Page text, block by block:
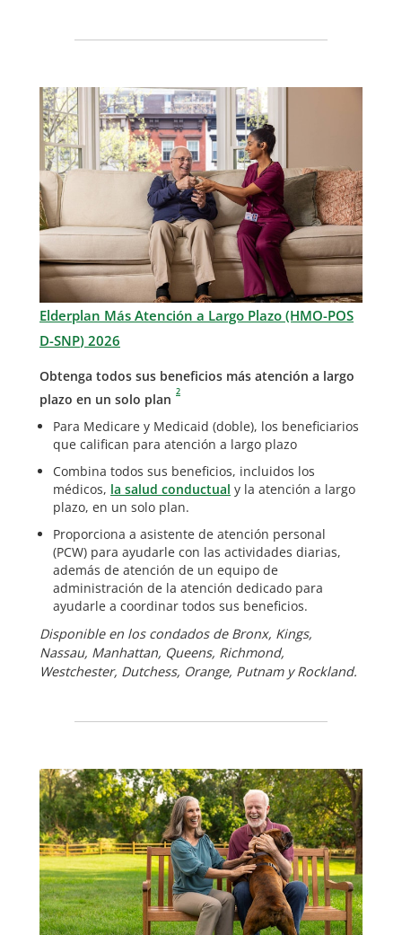
Elderplan Más Atención a Largo Plazo (HMO-POS
D-SNP) 2026
Obtenga todos sus beneficios más atención a largo
plazo en un solo plan 2
Para Medicare y Medicaid (doble), los beneficiarios
que califican para atención a largo plazo
Combina todos sus beneficios, incluidos los
médicos, la salud conductual y la atención a largo
plazo, en un solo plan.
Proporciona a asistente de atención personal
(PCW) para ayudarle con las actividades diarias,
además de atención de un equipo de
administración de la atención dedicado para
ayudarle a coordinar todos sus beneficios.
Disponible en los condados de Bronx, Kings,
Nassau, Manhattan, Queens, Richmond,
Westchester, Dutchess, Orange, Putnam y Rockland.